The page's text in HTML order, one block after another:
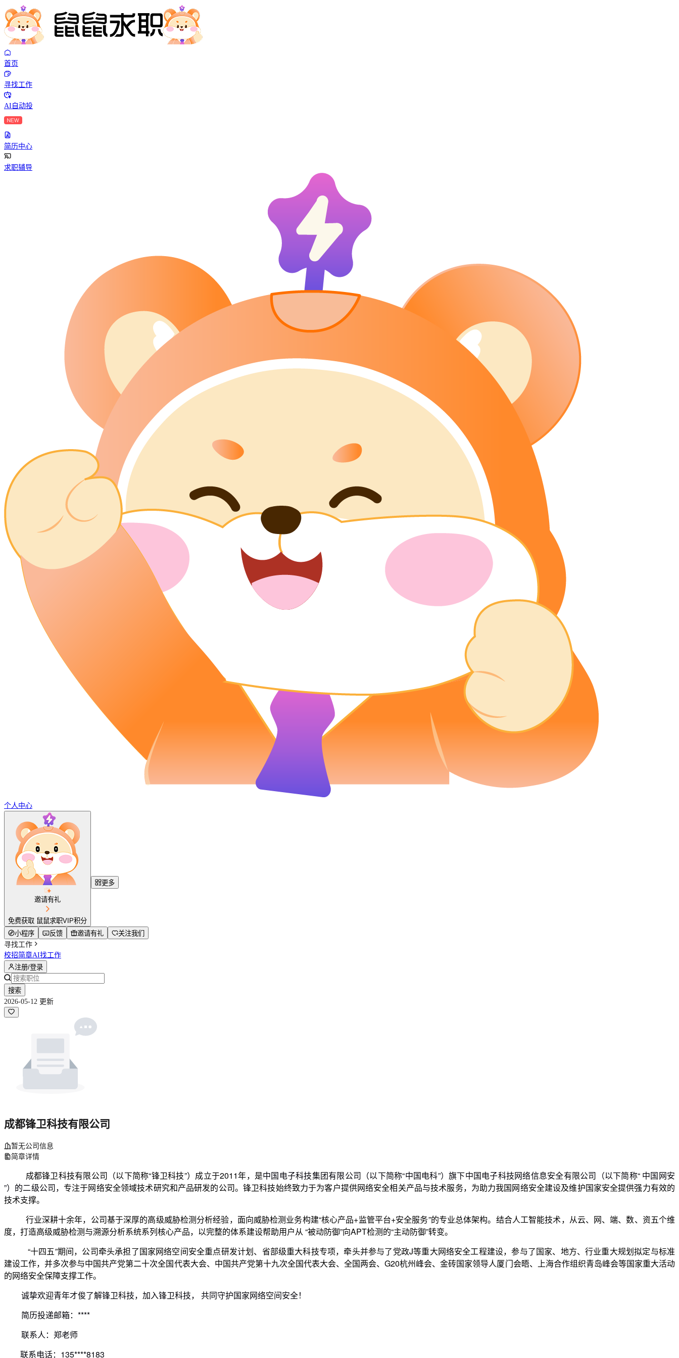
首页
寻找工作
AI自动投
简历中心
求职辅导
个人中心
邀请有礼
免费获取 鼠鼠求职VIP积分
更多
小程序 反馈 邀请有礼
关注我们
寻找工作
校招简章AI找工作
注册/登录
搜索
2026-05-12 更新
成都锋卫科技有限公司
暂无公司信息
简章详情
成都锋卫科技有限公司（以下简称“锋卫科技”）成立于2011年，是中国电子科技集团有限公司（以下简称“中国电科”）旗下中国电子科技网络信息安全有限公司（以下简称“ 中国网安
”）的二级公司，专注于网络安全领域技术研究和产品研发的公司。锋卫科技始终致力于为客户提供网络安全相关产品与技术服务，为助力我国网络安全建设及维护国家安全提供强力有效的
技术支撑。
行业深耕十余年，公司基于深厚的高级威胁检测分析经验，面向威胁检测业务构建“核心产品+监管平台+安全服务”的专业总体架构。结合人工智能技术，从云、网、端、数、资五个维
度，打造高级威胁检测与溯源分析系统系列核心产品，以完整的体系建设帮助用户从 “被动防御”向APT检测的“主动防御”转变。
建设工作，并多次参与中国共产党第二十次全国代表大会、中国共产党第十九次全国代表大会、全国两会、G20杭州峰会、金砖国家领导人厦门会晤、上海合作组织青岛峰会等国家重大活动
的网络安全保障支撑工作。
诚挚欢迎青年才俊了解锋卫科技，加入锋卫科技， 共同守护国家网络空间安全！
简历投递邮箱：****
联系人：郑老师
联系电话：135****8183